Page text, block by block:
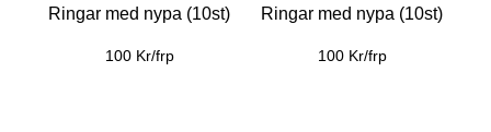
Ringar med nypa (10st)
100 Kr/frp
Ringar med nypa (10st)
100 Kr/frp